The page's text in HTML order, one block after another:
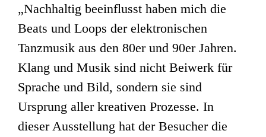
„Nachhaltig beeinflusst haben mich die
Beats und Loops der elektronischen
Tanzmusik aus den 80er und 90er Jahren.
Klang und Musik sind nicht Beiwerk für
Sprache und Bild, sondern sie sind
Ursprung aller kreativen Prozesse. In
dieser Ausstellung hat der Besucher die